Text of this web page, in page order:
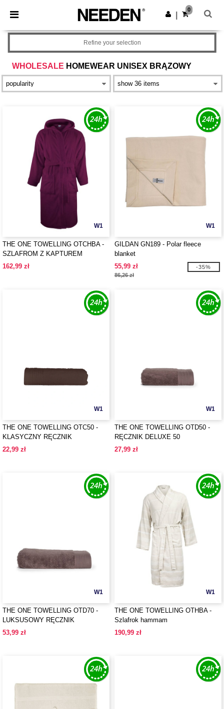
× Aplikacja Needen
Lepsze ceny w aplikacji!
Pobierz app
0
WHOLESALE HOMEWEAR UNISEX BRĄZOWY
Refine your selection
W1
THE ONE TOWELLING OTCHBA -
SZLAFROM Z KAPTUREM
162,99 zł
W1
GILDAN GN189 - Polar fleece
blanket
55,99 zł
86,26 zł
-35%
W1
THE ONE TOWELLING OTC50 -
KLASYCZNY RĘCZNIK
22,99 zł
W1
THE ONE TOWELLING OTD50 -
RĘCZNIK DELUXE 50
27,99 zł
W1
THE ONE TOWELLING OTD70 -
LUKSUSOWY RĘCZNIK
KĄPIELOWY
53,99 zł
W1
THE ONE TOWELLING OTHBA -
Szlafrok hammam
190,99 zł